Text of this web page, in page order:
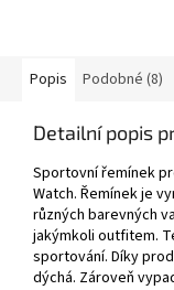
Popis Podobné (8)
Detailní popis
Sportovní řemínek
Watch. Řemínek je
různých barevných
jakýmkoli outfitem.
sportování. Díky
dýchá. Zároveň